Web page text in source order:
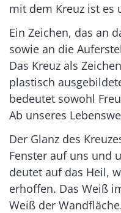
mit dem Kreuz ist es
Ein Zeichen, das an
sowie an die
Das Kreuz als
plastisch
bedeutet sowohl
Ab unseres
Der Glanz des
Fenster auf uns und
deutet auf das Heil,
erhoffen. Das Weiß
Weiß der